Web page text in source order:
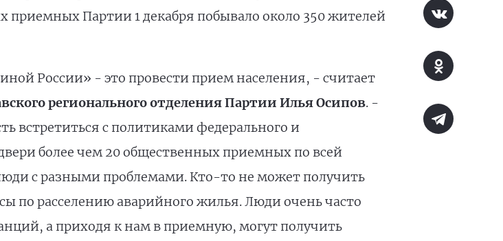
приемных Партии 1 декабря побывало около 350 жителей
России» - это провести прием населения, - считает
регионального отделения Партии Илья Осипов. -
встретиться с политиками федерального и
более чем 20 общественных приемных по всей
с разными проблемами. Кто-то не может получить
по расселению аварийного жилья. Люди очень часто
а приходя к нам в приемную, могут получить